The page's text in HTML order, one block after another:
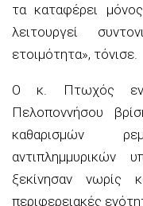
τα καταφέρει
λειτουργεί
ετοιμότητα», τόνισε.
Ο κ. Πτωχός
Πελοποννήσου
καθαρισμών
αντιπλημμυρικών
ξεκίνησαν νωρίς
περιφερειακές